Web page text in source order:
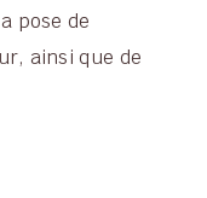
pose de
ainsi que de